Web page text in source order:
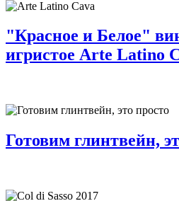
"Красное и Белое"
игристое Arte Latino
Готовим глинтвейн,